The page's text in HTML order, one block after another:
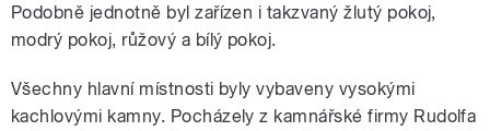
Podobně jednotně byl zařízen i takzvaný žlutý pokoj,
modrý pokoj, růžový a bílý pokoj.
Všechny hlavní místnosti byly vybaveny vysokými
kachlovými kamny. Pocházely z kamnářské firmy Rudolfa